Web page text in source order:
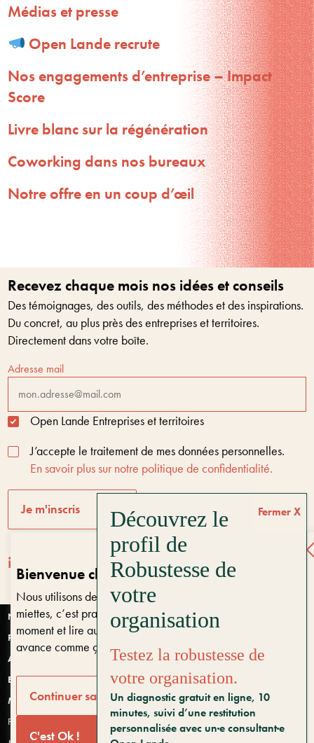
Bonjour, puis-je vous aider ?
Entreprises & territoires
Nous vous aidons à être encore là dans 10 ans
Médias et presse
Open Lande recrute
Nos engagements d’entreprise – Impact
Score
Livre blanc sur la régénération
Coworking dans nos bureaux
Notre offre en un coup d’œil
Recevez chaque mois nos idées et conseils
Des témoignages, des outils, des méthodes et des inspirations.
Du concret, au plus près des entreprises et territoires.
Directement dans votre boîte.
Adresse mail
Open Lande Entreprises et territoires
J’accepte le traitement de mes données personnelles.
En savoir plus sur notre politique de confidentialité.
Je m'inscris
Nantes
Paris
Anjou
Bretagne
Montpellier
Politique de confidentialité et données personnelles
Bienvenue chez Open Lande
Nous utilisons des cookies sur notre site. Ils ne font pas de
miettes, c’est pratique. Vous pouvez changer d’avis à tout
moment et lire aussi notrepolitique de confidentialité
avance comme ça ?
Continuer sans accepter
C'est Ok !
Testez la robustesse de
votre organisation.
Un diagnostic gratuit en ligne, 10
minutes, suivi d’une restitution
personnalisée avec un·e consultant·e